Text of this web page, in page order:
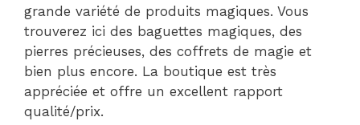
grande variété de produits magiques. Vous
trouverez ici des baguettes magiques, des
pierres précieuses, des coffrets de magie et
bien plus encore. La boutique est très
appréciée et offre un excellent rapport
qualité/prix.